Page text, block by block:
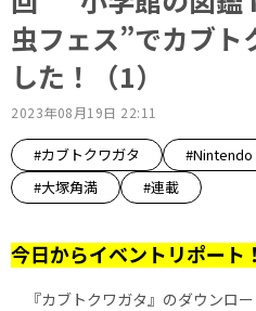
虫フェス”でカブト
した！（1）
2023年08月19日 22:11
#カブトクワガタ #Nintendo
#大塚角満
#連載
今日からイベントリポート！
『カブトクワガタ』のダウンロ